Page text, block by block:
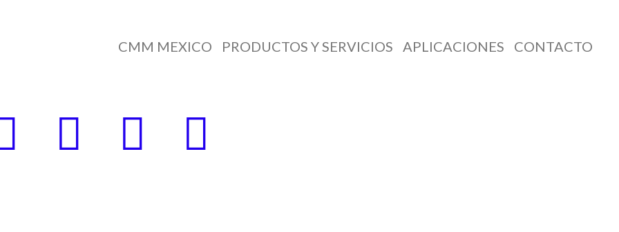
CMM MEXICO PRODUCTOS Y SERVICIOS APLICACIONES CONTACTO